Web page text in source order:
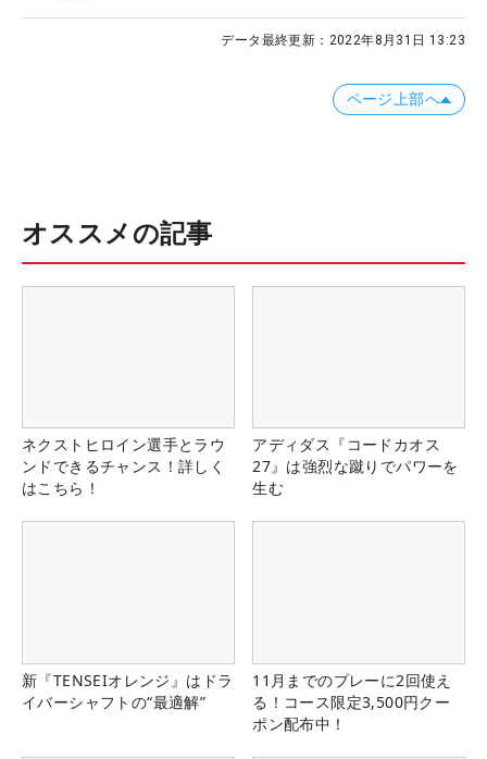
データ最終更新： 2022年8月31日 13:23
ページ上部へ
オススメの記事
ネクストヒロイン選手とラウ
ンドできるチャンス！詳しく
はこちら！
アディダス『コードカオス
27』は強烈な蹴りでパワーを
生む
新『TENSEIオレンジ』はドラ
イバーシャフトの“最適解”
11月までのプレーに2回使え
る！コース限定3,500円クー
ポン配布中！